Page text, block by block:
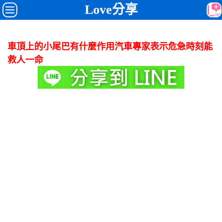
Love分享
車頂上的小尾巴有什麼作用汽車專家表示危急時刻能
救人一命